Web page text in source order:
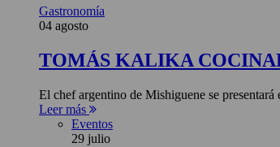
Gastronomía
04 agosto
TOMÁS KALIKA
El chef argentino de Mishiguene se
Leer más
Eventos
29 julio